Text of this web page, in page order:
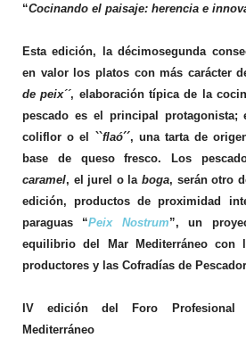
“Cocinando el paisaje: herencia e
Esta edición, la décimosegunda
en valor los platos con más carácter
de peix´´, elaboración típica de la
pescado es el principal
coliflor o el ``flaó´´, una tarta de
base de queso fresco. Los
caramel, el jurel o la boga, serán otro
edición, productos de proximidad
paraguas “Peix Nostrum”, un
equilibrio del Mar Mediterráneo con
productores y las Cofradías de
IV edición del Foro Profesional
Mediterráneo